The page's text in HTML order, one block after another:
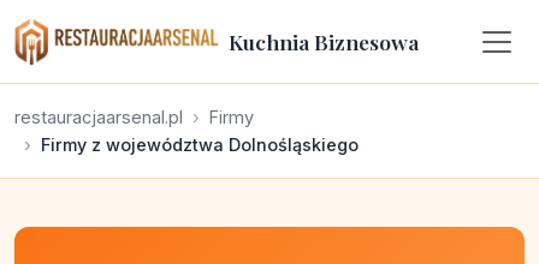
Kuchnia Biznesowa
restauracjaarsenal.pl
Firmy
Firmy z województwa Dolnośląskiego